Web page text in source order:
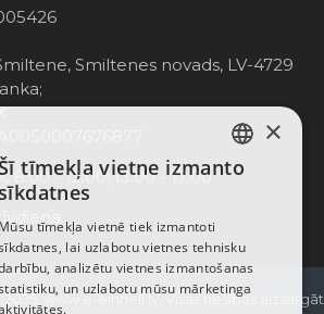
Smiltenes novads, LV-4729
8:00 - 12:00; 13:00 - 17:00
www.e-einhell.lv, Visas tiesības
LATVIAN
ENGLISH
×
tīmekļa vietne izmanto
Mūsu tīmekļa vietnē tiek izmantoti
lai uzlabotu vietnes tehnisku
analizētu vietnes izmantošanas
un uzlabotu mūsu mārketinga